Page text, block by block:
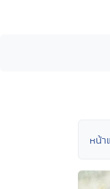
หน้า